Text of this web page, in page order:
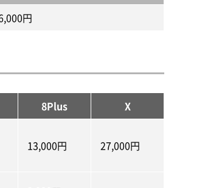
円
8Plus
X
13,000円 27,000円